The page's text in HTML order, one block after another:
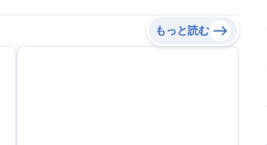
もっと読む